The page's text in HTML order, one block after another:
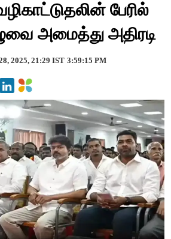
பேரில்
அமைத்து அதிரடி
2025, 21:29 IST 3:59:15 PM